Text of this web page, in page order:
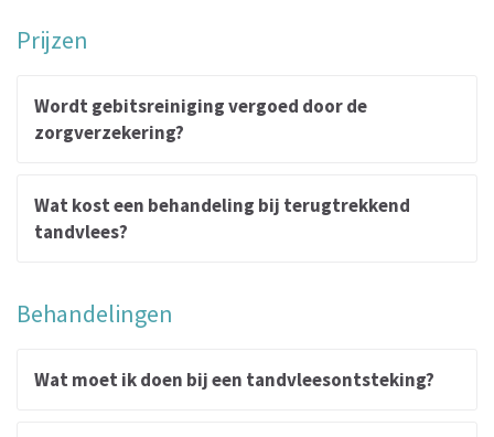
Prijzen
Wordt gebitsreiniging vergoed door de
zorgverzekering?
Wat kost een behandeling bij terugtrekkend
tandvlees?
Behandelingen
Wat moet ik doen bij een tandvleesontsteking?